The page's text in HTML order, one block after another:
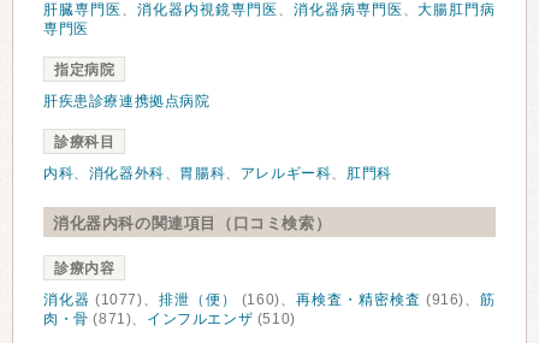
肝臓専門医 、 消化器内視鏡専門医 、 消化器病専門医 、大腸肛門病
専門医
指定病院
肝疾患診療連携拠点病院
診療科目
内科、 消化器外科、 胃腸科、 アレルギー科、 肛門科
消化器内科の関連項目（口コミ検索）
診療内容
消化器 (1077)、 排泄（便） (160)、再検査・精密検査 (916)、筋
肉・骨 (871)、 インフルエンザ (510)